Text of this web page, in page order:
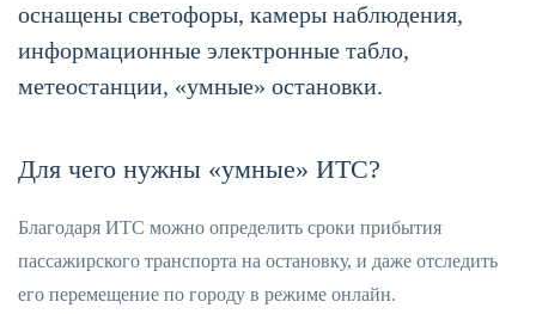
оснащены светофоры, камеры наблюдения,
информационные электронные табло,
метеостанции, «умные» остановки.
Для чего нужны «умные» ИТС?
Благодаря ИТС можно определить сроки прибытия
пассажирского транспорта на остановку, и даже отследить
его перемещение по городу в режиме онлайн.